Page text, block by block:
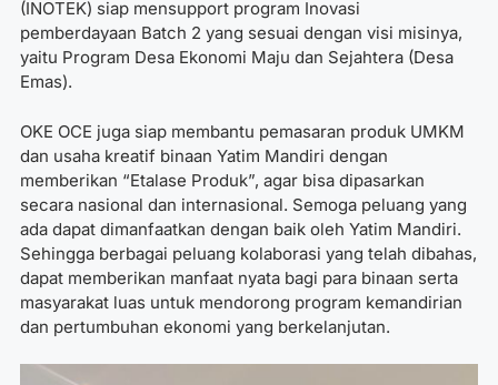
(INOTEK) siap mensupport program Inovasi
pemberdayaan Batch 2 yang sesuai dengan visi misinya,
yaitu Program Desa Ekonomi Maju dan Sejahtera (Desa
Emas).
OKE OCE juga siap membantu pemasaran produk UMKM
dan usaha kreatif binaan Yatim Mandiri dengan
memberikan “Etalase Produk”, agar bisa dipasarkan
secara nasional dan internasional. Semoga peluang yang
ada dapat dimanfaatkan dengan baik oleh Yatim Mandiri.
Sehingga berbagai peluang kolaborasi yang telah dibahas,
dapat memberikan manfaat nyata bagi para binaan serta
masyarakat luas untuk mendorong program kemandirian
dan pertumbuhan ekonomi yang berkelanjutan.